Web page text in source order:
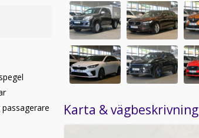
Karta & vägbeskrivning